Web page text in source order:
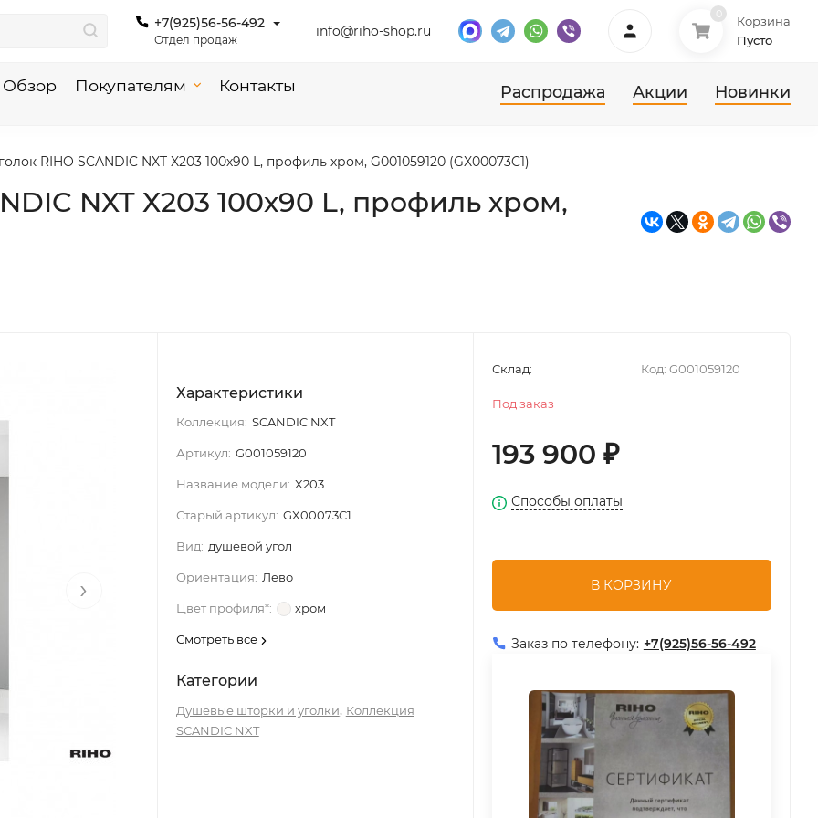
+7(925)56-56-492
Отдел продаж
info@riho-shop.ru
Корзина
Пусто
Обзор Покупателям Контакты Распродажа Акции Новинки
RIHO SCANDIC NXT X203 100х90 L, профиль хром, G001059120 (GX00073C1)
NXT X203 100х90 L, профиль хром,
›
Характеристики
Коллекция: SCANDIC NXT
Артикул: G001059120
Название модели: X203
Старый артикул: GX00073C1
Вид: душевой угол
Ориентация: Лево
Цвет профиля*: хром
Смотреть все
Категории
Душевые шторки и уголки, Коллекция
SCANDIC NXT
Код: G001059120
Склад:
Под заказ
193 900 ₽
Способы оплаты
В КОРЗИНУ
Заказ по телефону: +7(925)56-56-492